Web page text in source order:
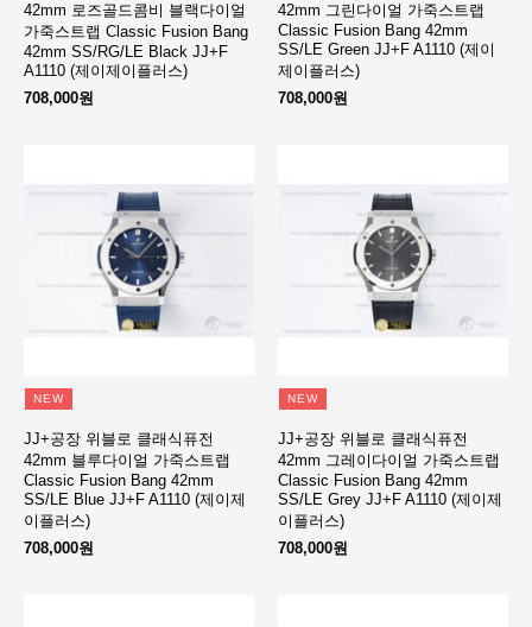
42mm 로즈골드콤비 블랙다이얼
가죽스트랩 Classic Fusion Bang
42mm SS/RG/LE Black JJ+F
A1110 (제이제이플러스)
708,000원
42mm 그린다이얼 가죽스트랩
Classic Fusion Bang 42mm
SS/LE Green JJ+F A1110 (제이
제이플러스)
708,000원
NEW
JJ+공장 위블로 클래식퓨전
42mm 블루다이얼 가죽스트랩
Classic Fusion Bang 42mm
SS/LE Blue JJ+F A1110 (제이제
이플러스)
708,000원
NEW
JJ+공장 위블로 클래식퓨전
42mm 그레이다이얼 가죽스트랩
Classic Fusion Bang 42mm
SS/LE Grey JJ+F A1110 (제이제
이플러스)
708,000원